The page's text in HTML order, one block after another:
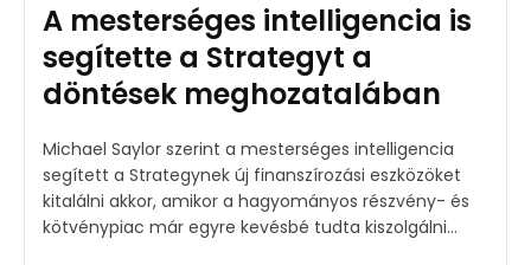
A mesterséges intelligencia is
segítette a Strategyt a
döntések meghozatalában
Michael Saylor szerint a mesterséges intelligencia
segített a Strategynek új finanszírozási eszközöket
kitalálni akkor, amikor a hagyományos részvény- és
kötvénypiac már egyre kevésbé tudta kiszolgálni...